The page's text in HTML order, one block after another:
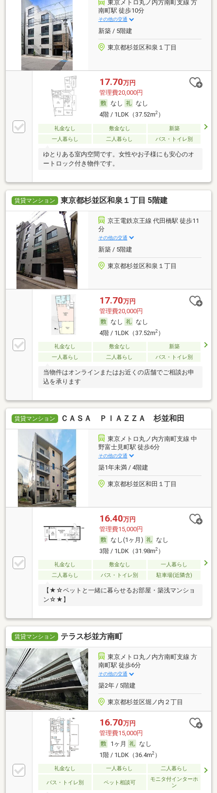
東京メトロ丸ノ内方南町支線 方
南町駅 徒歩10分
その他の交通
新築 / 5階建
東京都杉並区和泉１丁目
17.70万円
管理費20,000円
なし
なし
4階 / 1LDK（37.52m2）
礼金なし 敷金なし
新築
一人暮らし
二人暮らし バス・トイレ別
ゆとりある室内空間です。女性やお子様にも安心のオ
ートロック付き物件です。
賃貸マンション 東京都杉並区和泉１丁目 5階建
京王電鉄京王線 代田橋駅 徒歩11
分
その他の交通
新築 / 5階建
東京都杉並区和泉１丁目
17.70万円
管理費20,000円
なし
なし
4階 / 1LDK（37.52m2）
礼金なし 敷金なし
新築
一人暮らし
二人暮らし バス・トイレ別
当物件はオンラインまたはお近くの店舗でご相談お申
込を承ります
賃貸マンション ＣＡＳＡ ＰＩＡＺＺＡ 杉並和田
東京メトロ丸ノ内方南町支線 中
野富士見町駅 徒歩6分
その他の交通
築1年未満 / 4階建
東京都杉並区和田１丁目
16.40万円
管理費15,000円
なし(1ヶ月)
なし
3階 / 1LDK（31.98m2）
礼金なし 敷金なし
一人暮らし
二人暮らし
バス・トイレ別 駐車場(近隣含)
【★☆ペットと一緒に暮らせるお部屋・築浅マンショ
ン☆★】
賃貸マンション テラス杉並方南町
東京メトロ丸ノ内方南町支線 方
南町駅 徒歩6分
その他の交通
築2年 / 5階建
東京都杉並区堀ノ内２丁目
16.70万円
管理費15,000円
1ヶ月
なし
1階 / 1LDK（36.4m2）
礼金なし 一人暮らし 二人暮らし
バス・トイレ別 ペット相談可
モニタ付インターホ
ン